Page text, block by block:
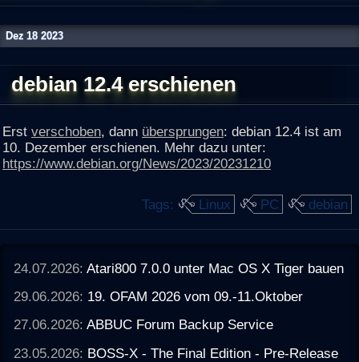
Dez 18 2023
debian 12.4 erschienen
Erst verschoben, dann übersprungen: debian 12.4 ist am
10. Dezember erschienen. Mehr dazu unter:
https://www.debian.org/News/2023/20231210
Tags: Linux PC debian
24.07.2026:Atari800 7.0.0 unter Mac OS X Tiger bauen
29.06.2026: 19. OFAM 2026 vom 09.-11.Oktober
27.06.2026:ABBUC Forum Backup Service
23.05.2026: BOSS-X - The Final Edition - Pre-Release